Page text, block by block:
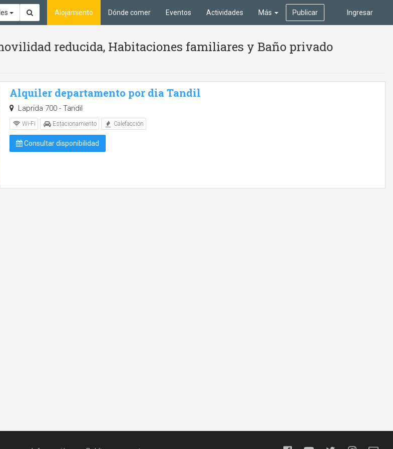
Ingresar
Alojamiento Dónde comer Eventos Actividades Más Publicar
reducida, Habitaciones familiares y Baño privado
Alquiler departamento por dia Tandil
Laprida 700 - Tandil
Wi-Fi Estacionamiento Calefacción
Consultar disponibilidad